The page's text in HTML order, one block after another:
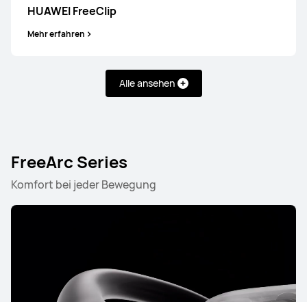
HUAWEI FreeClip
Mehr erfahren
Alle ansehen
FreeArc Series
Komfort bei jeder Bewegung
HUAWEI FreeBuds SE 4 ANC
Mehr erfahren